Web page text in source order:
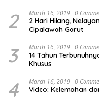
2 March 16, 2019 0
2 Hari Hilang,
Cipalawah Garut
3 March 16, 2019 0
14 Tahun
Khusus
4 March 16, 2019 0
Video: Kelemahan